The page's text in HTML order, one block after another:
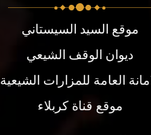
موقع السيد السيستاني
ديوان الوقف الشيعي
العامة للمزارات الشيعية
موقع قناة كربلاء